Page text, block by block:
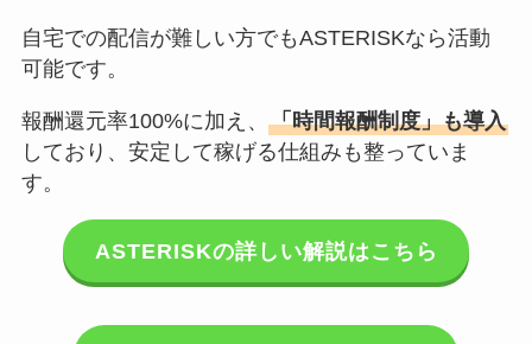
自宅での配信が難しい方でもASTERISKなら活動
可能です。
報酬還元率100%に加え、 「時間報酬制度」も導入
しており、安定して稼げる仕組みも整っていま
す。
ASTERISKの詳しい解説はこちら